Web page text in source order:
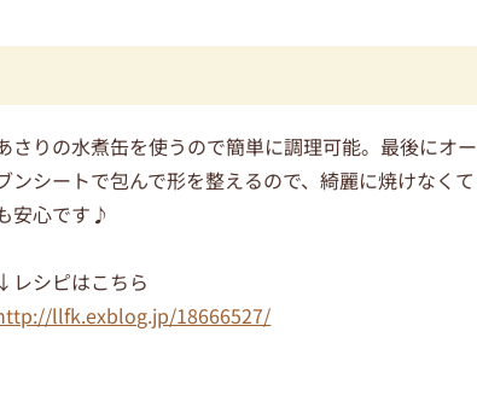
さりの水煮缶を使うので簡単に調理可能。最後にオー
ンシートで包んで形を整えるので、綺麗に焼けなくて
安心です♪
↓レシピはこちら
llfk.exblog.jp/18666527/